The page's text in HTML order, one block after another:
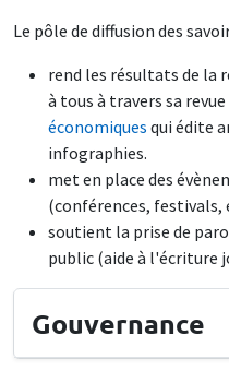
Le pôle de diffusion des
rend les résultats de la
à tous à travers sa
économiques qui édite
infographies.
met en place des
(conférences, festivals,
soutient la prise de
public (aide à l'écriture
Gouvernance